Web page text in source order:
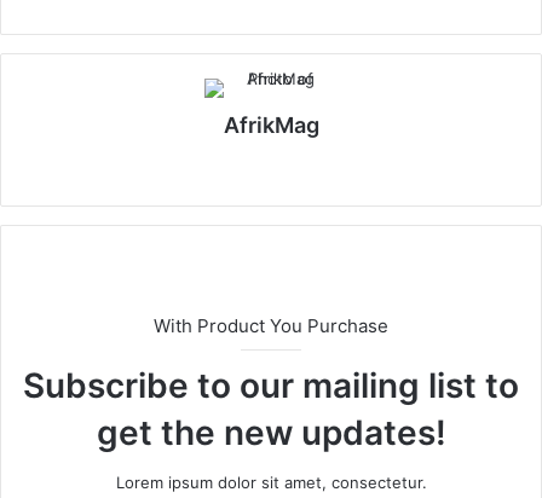
AfrikMag
With Product You Purchase
Subscribe to our mailing list to
get the new updates!
Lorem ipsum dolor sit amet, consectetur.